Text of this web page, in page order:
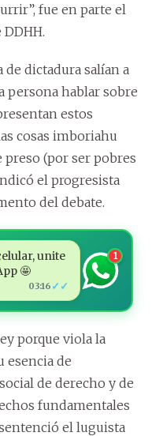
fue en parte el
de dictadura salían a
persona hablar sobre
estos
cosas imboriahu
(por ser pobres
el progresista
del debate.
unite
🤩
03:16 ✓✓
1
porque viola la
esencia de
de derecho y de
fundamentales
el luguista